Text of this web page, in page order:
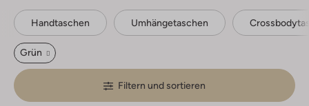
Handtaschen Umhängetaschen
Grün
Filtern und sortieren